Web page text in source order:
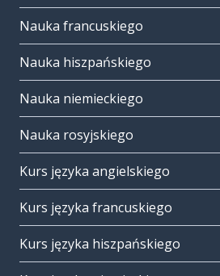
Nauka francuskiego
Nauka hiszpańskiego
Nauka niemieckiego
Nauka rosyjskiego
Kurs języka angielskiego
Kurs języka francuskiego
Kurs języka hiszpańskiego